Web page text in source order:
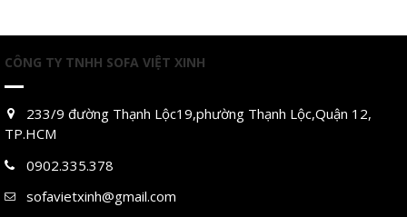
CÔNG TY TNHH SOFA VIỆT XINH
233/9 đường Thạnh Lộc19,phường Thạnh Lộc,Quận 12,
TP.HCM
0902.335.378
sofavietxinh@gmail.com